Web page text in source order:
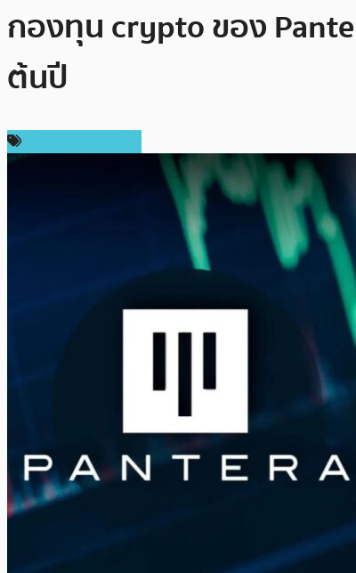
กองทุน crypto ของ
ต้นปี